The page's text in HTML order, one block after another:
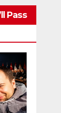
Pass